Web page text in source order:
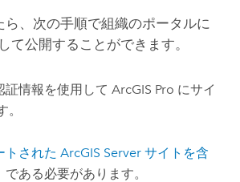
ら、次の手順で組織のポータルに
て公開することができます。
証情報を使用して ArcGIS Pro にサイ
トされた ArcGIS Serverサイトを含
である必要があります。